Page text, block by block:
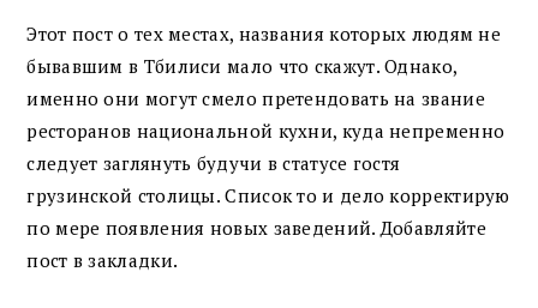
Этот пост о тех местах, названия которых людям не
бывавшим в Тбилиси мало что скажут. Однако,
именно они могут смело претендовать на звание
ресторанов национальной кухни, куда непременно
следует заглянуть будучи в статусе гостя
грузинской столицы. Список то и дело корректирую
по мере появления новых заведений. Добавляйте
пост в закладки.